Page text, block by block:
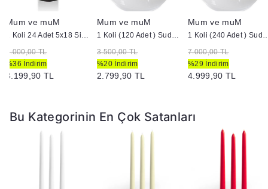
Mum ve muM
1 Koli 24 Adet 5x18 Siyah Silindir Kütük Mum
5.000,00 TL
%36 İndirim
3.199,90 TL
Mum ve muM
1 Koli (120 Adet ) Suda Yüzen Mum
3.500,00 TL
%20 İndirim
2.799,90 TL
Mum ve muM
1 Koli (240 Adet )
7.000,00 TL
%29 İndirim
4.999,90 TL
Bu Kategorinin En Çok Satanları